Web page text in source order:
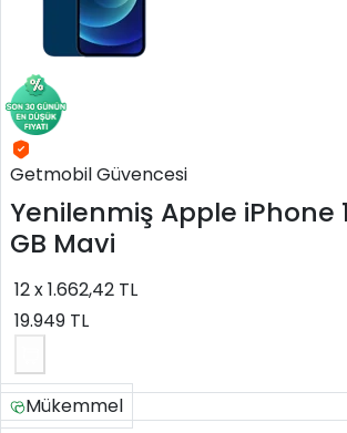
Getmobil Güvencesi
Yenilenmiş Apple iPhone
GB Mavi
12 x 1.662,42 TL
19.949 TL
Mükemmel